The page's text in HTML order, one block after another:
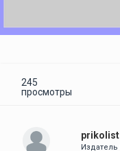
245
просмотры
prikolist
Издатель